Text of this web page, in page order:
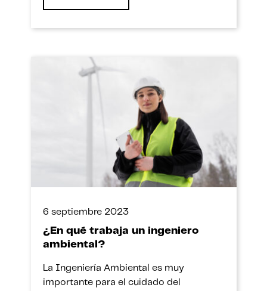
6 septiembre 2023
¿En qué trabaja un ingeniero
ambiental?
La Ingeniería Ambiental es muy
importante para el cuidado del